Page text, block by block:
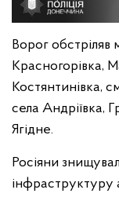
Ворог обстріляв
Красногорівка,
Костянтинівка,
села Андріївка,
Ягідне.
Росіяни
інфраструктуру